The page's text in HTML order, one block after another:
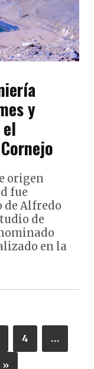
y
origen
fue
de Alfredo
de
en la
4 …
»